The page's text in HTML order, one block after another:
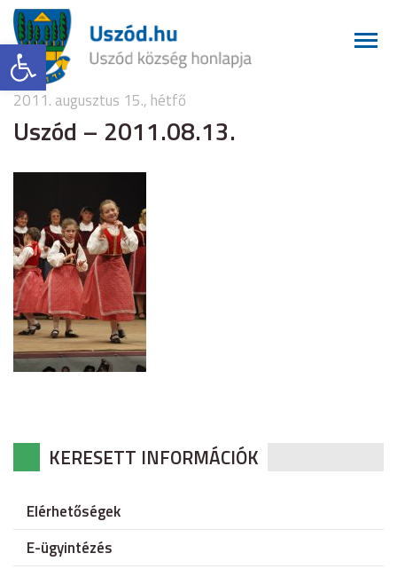
Eszköztár megnyitása
2011. augusztus 15., hétfő
Uszód – 2011.08.13.
KERESETT INFORMÁCIÓK
Elérhetőségek
E-ügyintézés